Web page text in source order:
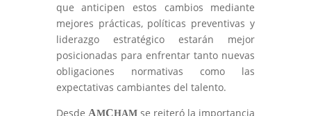
que anticipen estos cambios mediante
mejores prácticas, políticas preventivas y
liderazgo estratégico estarán mejor
posicionadas para enfrentar tanto nuevas
obligaciones normativas como las
expectativas cambiantes del talento.
Desde AMCHAM se reiteró la importancia